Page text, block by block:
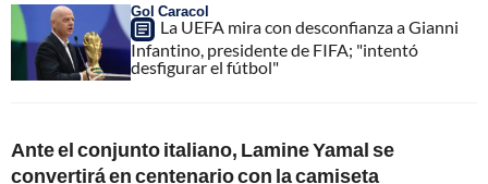
Gol Caracol
La UEFA mira con desconfianza a Gianni
Infantino, presidente de FIFA; "intentó
desfigurar el fútbol"
Ante el conjunto italiano, Lamine Yamal se
convertirá en centenario con la camiseta